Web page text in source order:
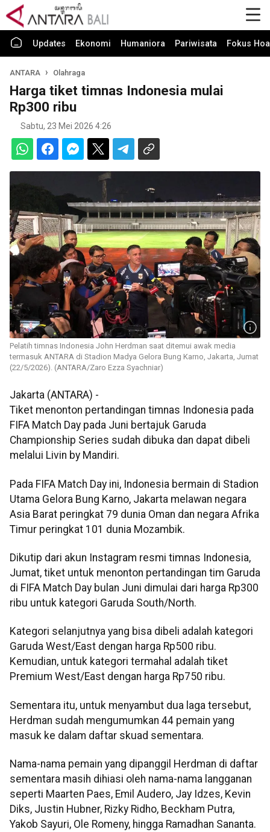
Updates Ekonomi Humaniora Pariwisata Fokus
ANTARA Olahraga
Harga tiket timnas Indonesia mulai
Rp300 ribu
Sabtu, 23 Mei 2026 4:26
Pelatih timnas Indonesia John Herdman saat ditemui awak media
termasuk ANTARA di Stadion Madya Gelora Bung Karno, Jakarta, Jumat
(22/5/2026). (ANTARA/Zaro Ezza Syachniar)
Jakarta (ANTARA) -
Tiket menonton pertandingan timnas Indonesia pada
FIFA Match Day pada Juni bertajuk Garuda
Championship Series sudah dibuka dan dapat dibeli
melalui Livin by Mandiri.
Pada FIFA Match Day ini, Indonesia bermain di Stadion
Utama Gelora Bung Karno, Jakarta melawan negara
Asia Barat peringkat 79 dunia Oman dan negara Afrika
Timur peringkat 101 dunia Mozambik.
Dikutip dari akun Instagram resmi timnas Indonesia,
Jumat, tiket untuk menonton pertandingan tim Garuda
di FIFA Match Day bulan Juni dimulai dari harga Rp300
ribu untuk kategori Garuda South/North.
Kategori selanjutnya yang bisa dibeli adalah kategori
Garuda West/East dengan harga Rp500 ribu.
Kemudian, untuk kategori termahal adalah tiket
Premium West/East dengan harga Rp750 ribu.
Sementara itu, untuk menyambut dua laga tersebut,
Herdman sudah mengumumkan 44 pemain yang
masuk ke dalam daftar skuad sementara.
Nama-nama pemain yang dipanggil Herdman di daftar
sementara masih dihiasi oleh nama-nama langganan
seperti Maarten Paes, Emil Audero, Jay Idzes, Kevin
Diks, Justin Hubner, Rizky Ridho, Beckham Putra,
Yakob Sayuri, Ole Romeny, hingga Ramadhan Sananta.